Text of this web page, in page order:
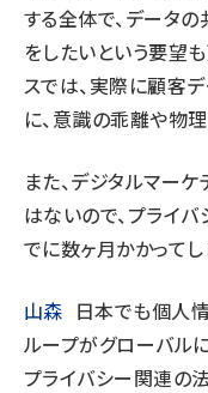
する全体で、データ
をしたいという要望
スでは、実際に顧客
に、意識の乖離や物
また、デジタルマー
はないので、プライ
でに数ヶ月かかってし
山森 日本でも個人
ループがグローバル
プライバシー関連の